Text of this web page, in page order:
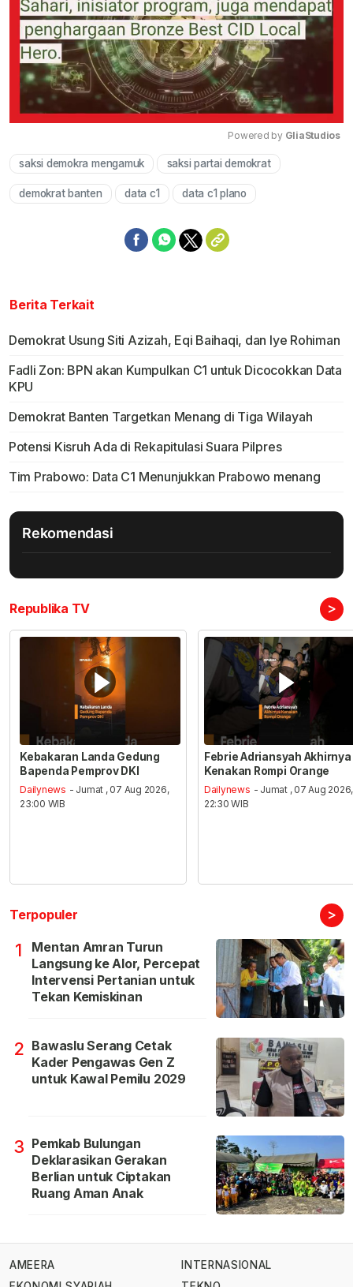
Powered by GliaStudios
saksi demokra mengamuk saksi partai demokrat
demokrat banten data c1 data c1 plano
Berita Terkait
Demokrat Usung Siti Azizah, Eqi Baihaqi, dan Iye Rohiman
Fadli Zon: BPN akan Kumpulkan C1 untuk Dicocokkan Data
KPU
Demokrat Banten Targetkan Menang di Tiga Wilayah
Potensi Kisruh Ada di Rekapitulasi Suara Pilpres
Tim Prabowo: Data C1 Menunjukkan Prabowo menang
Rekomendasi
Republika TV >
Kebakaran Landa Gedung
Bapenda Pemprov DKI
Dailynews - Jumat , 07 Aug 2026,
23:00 WIB
Febrie Adriansyah Akhirnya
Kenakan Rompi Orange
Dailynews - Jumat , 07 Aug 2026,
22:30 WIB
Terpopuler >
1
Mentan Amran Turun
Langsung ke Alor, Percepat
Intervensi Pertanian untuk
Tekan Kemiskinan
2 Bawaslu Serang Cetak
Kader Pengawas Gen Z
untuk Kawal Pemilu 2029
3 Pemkab Bulungan
Deklarasikan Gerakan
Berlian untuk Ciptakan
Ruang Aman Anak
AMEERA
INTERNASIONAL